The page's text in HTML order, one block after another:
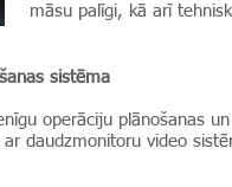
māsu palīgi, kā arī
sistēma
operāciju plānošanas
daudzmonitoru video